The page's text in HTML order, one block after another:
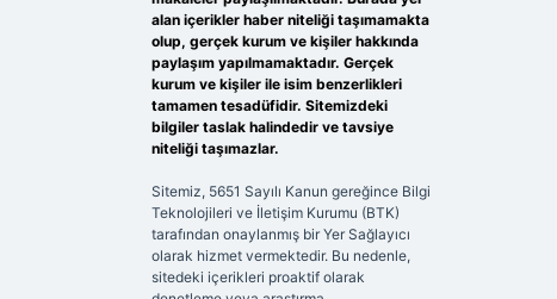
alan içerikler haber niteliği taşımamakta
olup, gerçek kurum ve kişiler hakkında
paylaşım yapılmamaktadır. Gerçek
kurum ve kişiler ile isim benzerlikleri
tamamen tesadüfidir. Sitemizdeki
bilgiler taslak halindedir ve tavsiye
niteliği taşımazlar.
Sitemiz, 5651 Sayılı Kanun gereğince Bilgi
Teknolojileri ve İletişim Kurumu (BTK)
tarafından onaylanmış bir Yer Sağlayıcı
olarak hizmet vermektedir. Bu nedenle,
sitedeki içerikleri proaktif olarak